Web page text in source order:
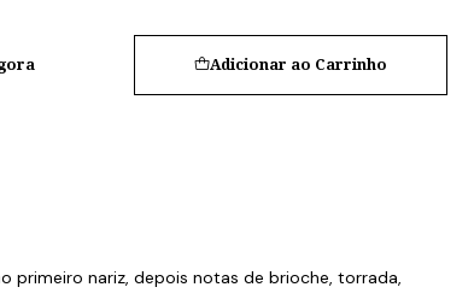
Adicionar ao Carrinho
primeiro nariz, depois notas de brioche, torrada,